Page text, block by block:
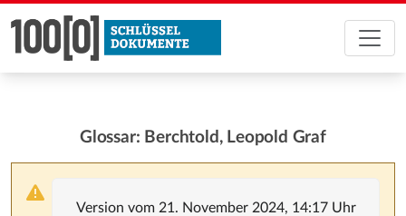
Glossar: Berchtold, Leopold Graf
Version vom 21. November 2024, 14:17 Uhr